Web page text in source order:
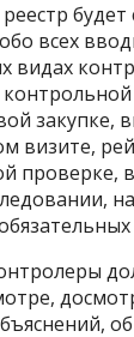
будет
всех
видах
закупке,
визите,
проверке,